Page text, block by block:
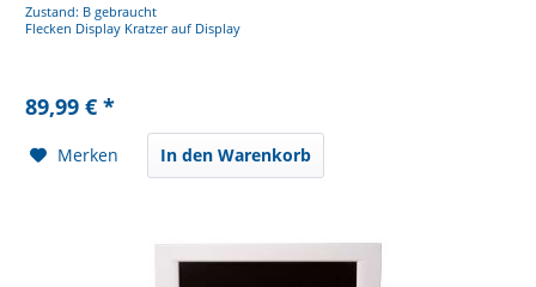
Zustand: B gebraucht
Flecken Display Kratzer auf Display
89,99 € *
Merken In den Warenkorb